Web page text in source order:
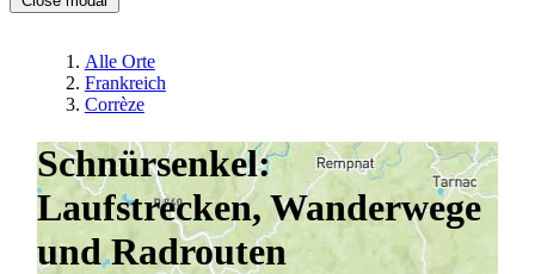
Alle Orte
Frankreich
Corrèze
Schnürsenkel:
Laufstrecken, Wanderwege
und Radrouten